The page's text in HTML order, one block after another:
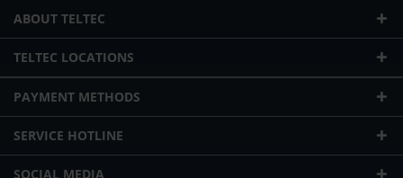
ABOUT TELTEC
TELTEC LOCATIONS
PAYMENT METHODS
SERVICE HOTLINE
SOCIAL MEDIA